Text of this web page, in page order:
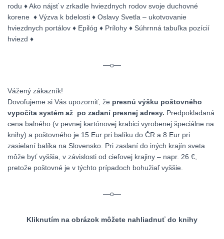
rodu ♦ Ako nájsť v zrkadle hviezdnych rodov svoje duchovné
korene ♦ Výzva k bdelosti ♦ Oslavy Svetla – ukotvovanie
hviezdnych portálov ♦ Epilóg ♦ Prílohy ♦ Súhrnná tabuľka pozícií
hviezd ♦
—o—
Vážený zákazník!
Dovoľujeme si Vás upozorniť, že presnú výšku poštovného
vypočíta systém až po zadaní presnej adresy. Predpokladaná
cena balného (v pevnej kartónovej krabici vyrobenej špeciálne na
knihy) a poštovného je 15 Eur pri balíku do ČR a 8 Eur pri
zasielaní balíka na Slovensko. Pri zaslaní do iných krajín sveta
môže byť vyššia, v závislosti od cieľovej krajiny – napr. 26 €,
pretože poštovné je v týchto prípadoch bohužiaľ vyššie.
—o—
Kliknutím na obrázok môžete nahliadnuť do knihy